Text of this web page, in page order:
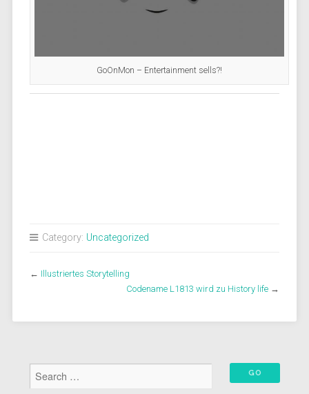
GoOnMon – Entertainment sells?!
Category: Uncategorized
← Illustriertes Storytelling
Codename L1813 wird zu History life →